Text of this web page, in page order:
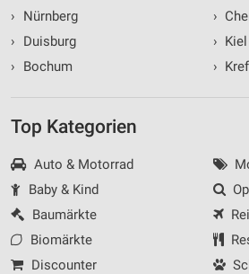
›
Nürnberg
›
Duisburg
›
Bochum
›
› Kiel
›
Top Kategorien
Auto & Motorrad
Baby & Kind
Baumärkte
Biomärkte
Discounter